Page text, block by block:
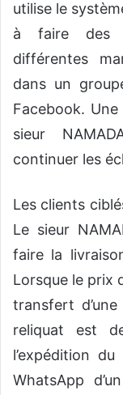
utilise le syst
à faire des
différentes
dans un
Facebook.
sieur
continuer les
Les clients
Le sieur
faire la
Lorsque le prix
transfert
reliquat est
l’expédition
WhatsApp